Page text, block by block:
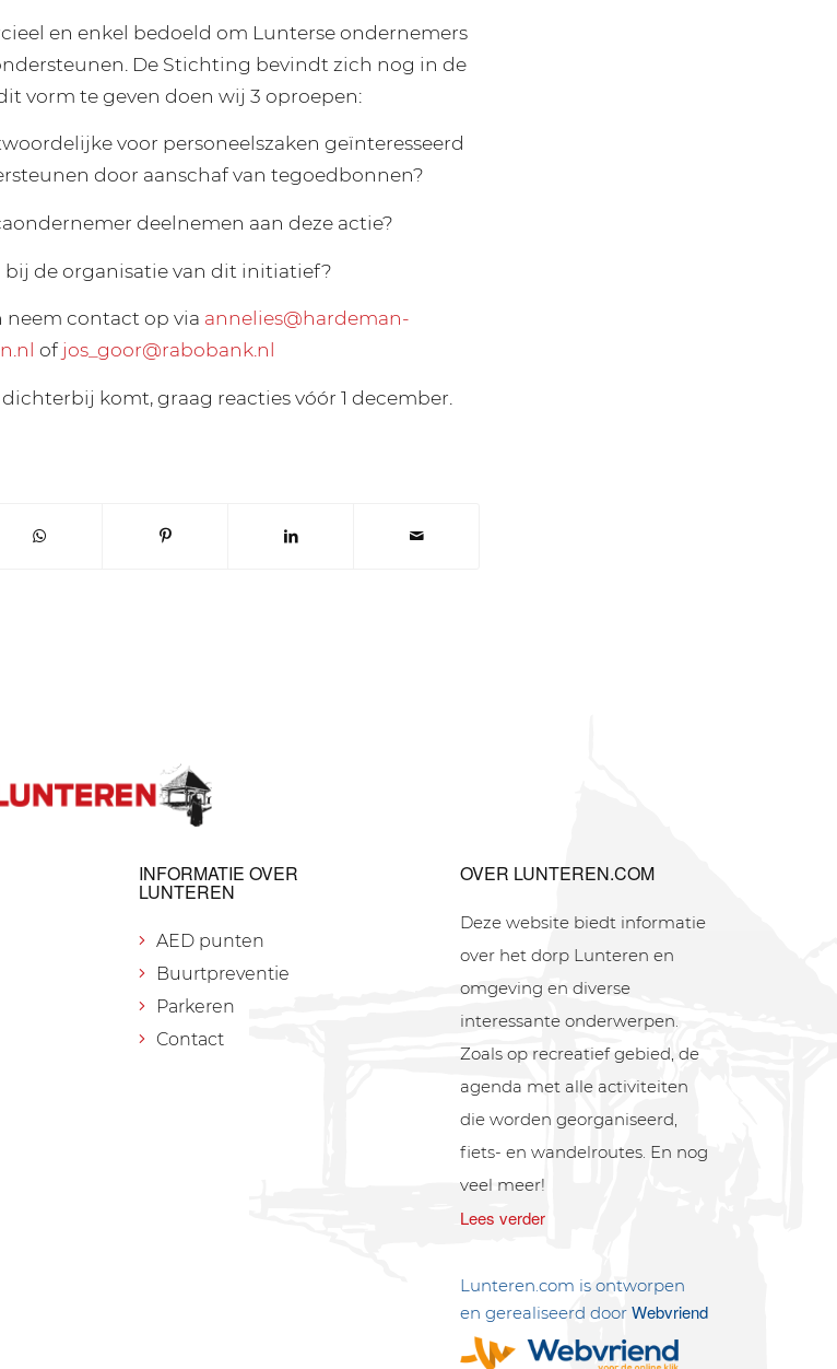
en enkel bedoeld om Lunterse ondernemers
De Stichting bevindt zich nog in de
vorm te geven doen wij 3 oproepen:
voor personeelszaken geïnteresseerd
door aanschaf van tegoedbonnen?
deelnemen aan deze actie?
de organisatie van dit initiatief?
neem contact op via annelies@hardeman-
of jos_goor@rabobank.nl
komt, graag reacties vóór 1 december.
INFORMATIE OVER
LUNTEREN
AED punten
Buurtpreventie
Parkeren
Contact
OVER LUNTEREN.COM
Deze website biedt informatie
over het dorp Lunteren en
omgeving en diverse
interessante onderwerpen.
Zoals op recreatief gebied, de
agenda met alle activiteiten
die worden georganiseerd,
fiets- en wandelroutes. En nog
veel meer!
Lees verder
Lunteren.com is ontworpen
en gerealiseerd doorWebvriend